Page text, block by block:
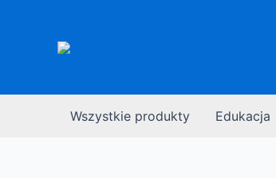
Wszystkie produkty Edukacja